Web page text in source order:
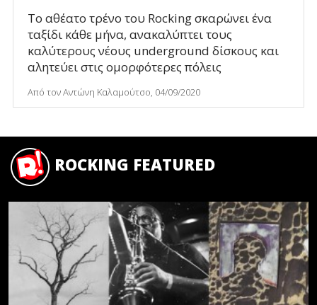
Το αθέατο τρένο του Rocking σκαρώνει ένα
ταξίδι κάθε μήνα, ανακαλύπτει τους
καλύτερους νέους underground δίσκους και
αλητεύει στις ομορφότερες πόλεις
Από τον Αντώνη Καλαμούτσο, 04/09/2020
ROCKING FEATURED